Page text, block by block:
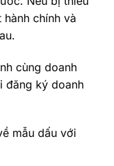
chính và
cùng doanh
đăng ký doanh
mẫu dấu với